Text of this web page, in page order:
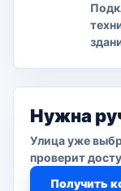
Нужна
Улица уже
проверит
Получить